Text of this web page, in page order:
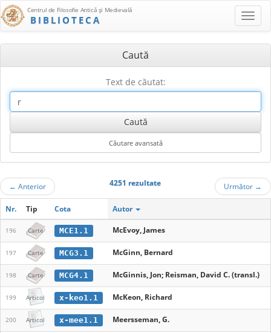
Centrul de Filosofie Antică şi Medievală
BIBLIOTECA
Caută
Text de căutat:
← Anterior 4251 rezultate Următor →
Nr. Tip Cota Autor
196 Carte MCE1.1 McEvoy, James
197 Carte MCG3.1 McGinn, Bernard
198 Carte MCG4.1 McGinnis, Jon; Reisman, David C. (transl.)
199 Articol x-keo1.1 McKeon, Richard
200 Articol x-mee1.1 Meersseman, G.